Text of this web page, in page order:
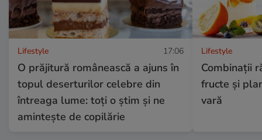
Lifestyle 17:06
O prăjitură românească a ajuns în
topul deserturilor celebre din
întreaga lume: toți o știm și ne
amintește de copilărie
Lifestyle
Combinaţii
fructe şi
vară